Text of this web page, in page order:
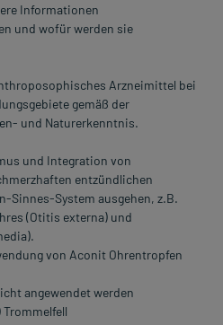
Informationen
und wofür werden sie
Arzneimittel bei
gemäß der
und Naturerkenntnis.
und Integration von
entzündlichen
Sinnes-System ausgehen, z.B.
(Otitis externa) und
von Aconit Ohrentropfen
angewendet werden